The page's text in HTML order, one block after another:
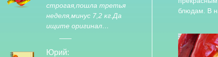
строгая,пошла третья
неделя,минус 7,2 кг.Да
ищите оригинал…
Юрий:
блюдам. В